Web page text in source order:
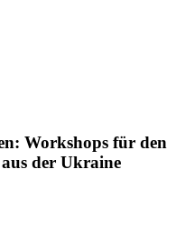
Workshops für den
der Ukraine